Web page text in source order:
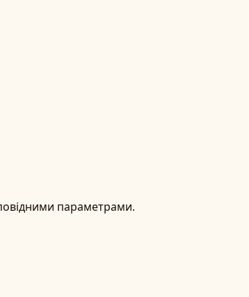
параметрами.